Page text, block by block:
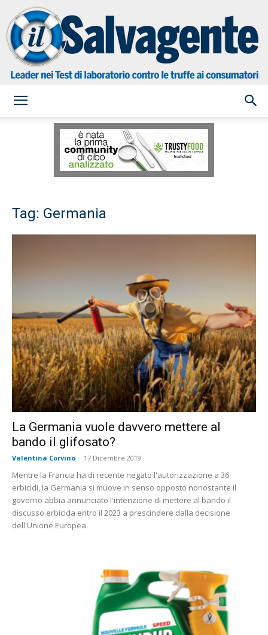
Salvagente
Tag: Germania
La Germania vuole davvero mettere al
bando il glifosato?
Valentina Corvino - 17 Dicembre 2019
Mentre la Francia ha di recente negato l'autorizzazione a 36
erbicidi, la Germania si muove in senso opposto nonostante il
governo abbia annunciato l'intenzione di mettere al bando il
discusso erbicida entro il 2023 a prescindere dalla decisione
dell'Unione Europea.